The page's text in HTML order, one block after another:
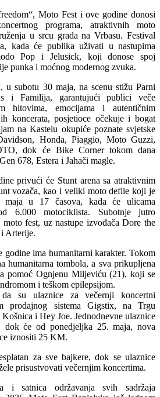
Moto Fest i ove godine donosi
programa, atraktivnih moto
u srcu grada na Vrbasu. Festival
kada će publika uživati u nastupima
Pop i Jelusick, koji donose spoj
punka i moćnog modernog zvuka.
u subotu 30 maja, na scenu stižu Parni
i Familija, garantujući publici veče
hitovima, emocijama i autentičnim
koncerata, posjetioce očekuje i bogat
na Kastelu okupiće poznate svjetske
Honda, Piaggio, Moto Guzzi,
dok će Bike Corner tokom dana
678, Estera i Jahači magle.
privući će Stunt arena sa atraktivnim
vozača, kao i veliki moto defile koji je
maja u 17 časova, kada će ulicama
6.000 motociklista. Subotnje jutro
fest, uz nastupe izvođača Dore the
Arterije.
ima humanitarni karakter. Tokom
humanitarna tombola, a sva prikupljena
pomoć Ognjenu Miljeviću (21), koji se
i teškom epilepsijom.
da su ulaznice za večernji koncertni
prodajnog sistema Gigstix, na Trgu
i Hey Joe. Jednodnevne ulaznice
će od ponedjeljka 25. maja, nova
iznositi 25 KM.
za sve bajkere, dok se ulaznice
prisustvovati večernjim koncertima.
i satnica održavanja svih sadržaja